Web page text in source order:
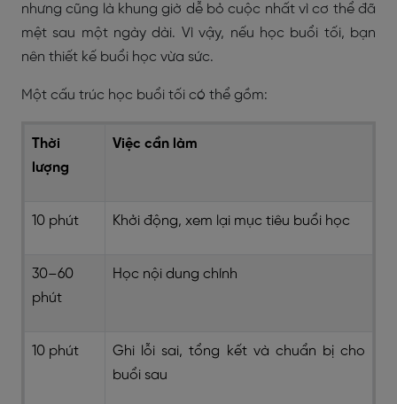
nhưng cũng là khung giờ dễ bỏ cuộc nhất vì cơ thể đã
mệt sau một ngày dài. Vì vậy, nếu học buổi tối, bạn
nên thiết kế buổi học vừa sức.
Một cấu trúc học buổi tối có thể gồm:
Thời
lượng
Việc cần làm
10 phút Khởi động, xem lại mục tiêu buổi học
30–60
phút
Học nội dung chính
10 phút
Ghi lỗi sai, tổng kết và chuẩn bị cho
buổi sau